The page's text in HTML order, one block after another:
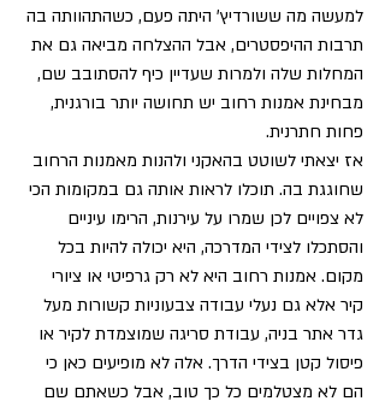
למעשה מה ששורדיץ' היתה פעם, כשהתהוותה בה
תרבות ההיפסטרים, אבל ההצלחה מביאה גם את
המחלות שלה ולמרות שעדיין כיף להסתובב שם,
מבחינת אמנות רחוב יש תחושה יותר בורגנית,
פחות חתרנית.
אז יצאתי לשוטט בהאקני ולהנות מאמנות הרחוב
שחוגגת בה. תוכלו לראות אותה גם במקומות הכי
לא צפויים לכן שמרו על עירנות, הרימו עיניים
והסתכלו לצידי המדרכה, היא יכולה להיות בכל
מקום. אמנות רחוב היא לא רק גרפיטי או ציורי
קיר אלא גם נעלי עבודה צבעוניות קשורות מעל
גדר אתר בניה, עבודת סריגה שמוצמדת לקיר או
פיסול קטן בצידי הדרך. אלה לא מופיעים כאן כי
הם לא מצטלמים כל כך טוב, אבל כשאתם שם